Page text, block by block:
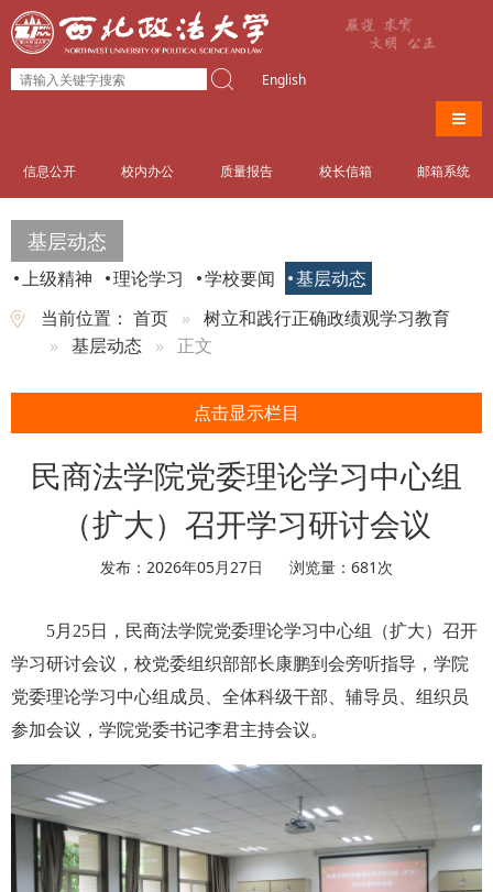
English
导航
信息公开 校内办公 质量报告 校长信箱 邮箱系统
基层动态
上级精神 理论学习 学校要闻
基层动态
当前位置： 首页
树立和践行正确政绩观学习教育
基层动态
正文
点击显示栏目
民商法学院党委理论学习中心组
（扩大）召开学习研讨会议
发布：2026年05月27日 浏览量： 681 次
5月25日，民商法学院党委理论学习中心组（扩大）召开
学习研讨会议，校党委组织部部长康鹏到会旁听指导，学院
党委理论学习中心组成员、全体科级干部、辅导员、组织员
参加会议，学院党委书记李君主持会议。